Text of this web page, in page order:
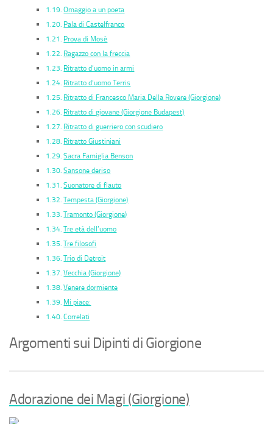
Omaggio a un poeta
Pala di Castelfranco
Prova di Mosè
Ragazzo con la freccia
Ritratto d’uomo in armi
Ritratto d’uomo Terris
Ritratto di Francesco Maria Della Rovere (Giorgione)
Ritratto di giovane (Giorgione Budapest)
Ritratto di guerriero con scudiero
Ritratto Giustiniani
Sacra Famiglia Benson
Sansone deriso
Suonatore di flauto
Tempesta (Giorgione)
Tramonto (Giorgione)
Tre età dell’uomo
Tre filosofi
Trio di Detroit
Vecchia (Giorgione)
Venere dormiente
Mi piace:
Correlati
Argomenti sui Dipinti di Giorgione
Adorazione dei Magi (Giorgione)